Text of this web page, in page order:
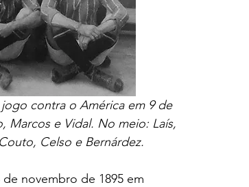
contra o América em 9 de
Marcos e Vidal. No meio: Laís,
Celso e Bernárdez.